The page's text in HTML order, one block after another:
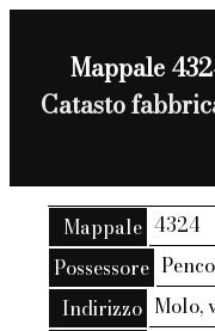
Mappale
Catasto
Mappale 4324
Possessore
Indirizzo Molo,